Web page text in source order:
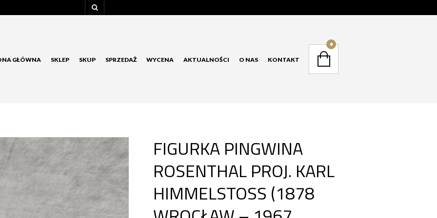
GŁÓWNA SKLEP SKUP SPRZEDAŻ WYCENA AKTUALNOŚCI O NAS KONTAKT
0
FIGURKA PINGWINA
ROSENTHAL PROJ. KARL
HIMMELSTOSS (1878